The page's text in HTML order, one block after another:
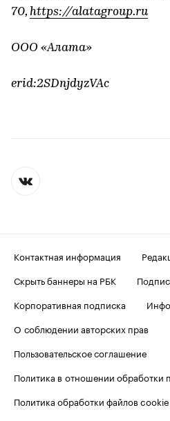
70, https://alatagroup.ru
ООО «Алата»
erid:2SDnjdyzVAc
Контактная информация
Скрыть баннеры на РБК
Корпоративная подписка
О соблюдении авторских прав
Пользовательское соглашение
Политика в отношении обработки
Политика обработки файлов cookie